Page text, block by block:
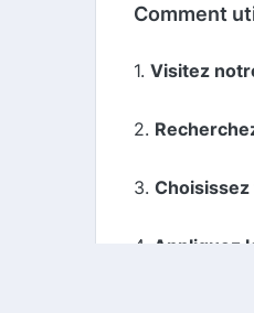
Comment
1. Visitez
2.
3.
4. Appliquez